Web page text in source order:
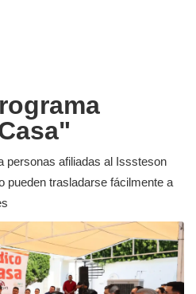
personas afiliadas al Isssteson
pueden trasladarse fácilmente a